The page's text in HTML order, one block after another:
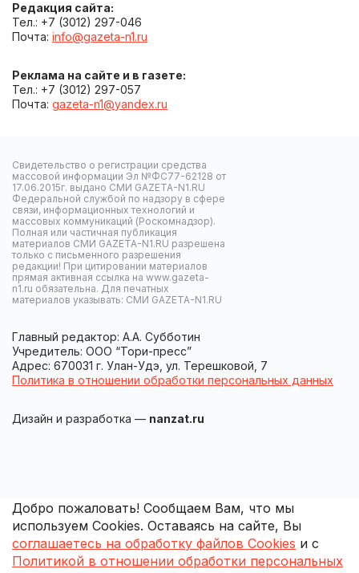
Редакция сайта:
Тел.: +7 (3012) 297-046
Почта: info@gazeta-n1.ru
Реклама на сайте и в газете:
Тел.: +7 (3012) 297-057
Почта: gazeta-n1@yandex.ru
Свидетельство о регистрации средства
массовой информации Эл №ФС77-62128 от
17.06.2015г. выдано СМИ GAZETA-N1.RU
Федеральной службой по надзору в сфере
связи, информационных технологий и
массовых коммуникаций (Роскомнадзор).
Полная или частичная публикация
материалов СМИ GAZETA-N1.RU разрешена
только с письменного разрешения
редакции! При цитировании материалов
прямая активная ссылка на www.gazeta-
n1.ru обязательна. Для печатных
материалов указывать: СМИ GAZETA-N1.RU
Главный редактор: А.А. Субботин
Учредитель: ООО “Тори-пресс”
Адрес: 670031 г. Улан-Удэ, ул. Терешковой, 7
Политика в отношении обработки персональных данных
Дизайн и разработка — nanzat.ru
Добро пожаловать! Сообщаем Вам, что мы
используем Cookies. Оставаясь на сайте, Вы
соглашаетесь на обработку файлов Cookies и с
Политикой в отношении обработки персональных